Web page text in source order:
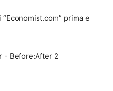
prima e